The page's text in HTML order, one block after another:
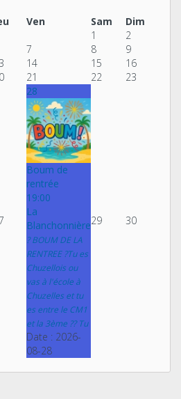
Ven Sam
Dim
1
2
7 8
9
14 15
16
21 22 23
28
Boum de
rentrée
19:00
La
Blanchonnière
? BOUM DE LA
RENTREE ?Tu es
Chuzellois ou
vas à l'école à
Chuzelles et tu
es entre le CM1
et la 3ème ?? Tu
Date : 2026-
08-28
29 30